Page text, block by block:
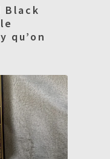
Black
qu’on